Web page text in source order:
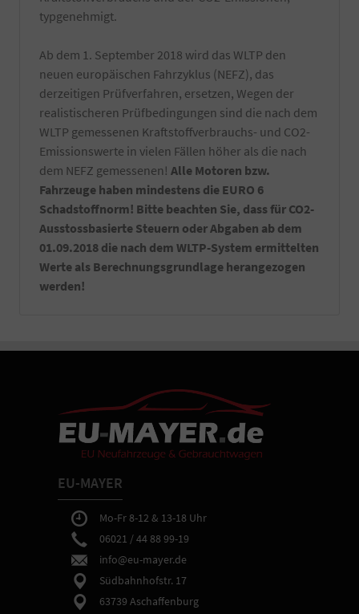
kurz
vor
Fahrzeugabholung
bzw.
Fahrzeugübergabe.
-
Notfallset
Verbandsmaterial,
Warndreieck,
Maske,
Warnweste)
Ein
Satz
erhalten
bei
Abholung
in
Aschaffenburg
sowie
Fahrzeugtechnik.
typgenehmigt.
Ab dem 1. September 2018 wird das WLTP den
neuen europäischen Fahrzyklus (NEFZ), das
derzeitigen Prüfverfahren, ersetzen, Wegen der
realistischeren Prüfbedingungen sind die nach dem
WLTP gemessenen Kraftstoffverbrauchs- und CO2-
Emissionswerte in vielen Fällen höher als die nach
dem NEFZ gemessenen! Alle Motoren bzw.
Fahrzeuge haben mindestens die EURO 6
Schadstoffnorm! Bitte beachten Sie, dass für CO2-
Ausstossbasierte Steuern oder Abgaben ab dem
01.09.2018 die nach dem WLTP-System ermittelten
Werte als Berechnungsgrundlage herangezogen
werden!
EU-MAYER
Mo-Fr 8-12 & 13-18 Uhr
06021 / 44 88 99-19
info@eu-mayer.de
Südbahnhofstr. 17
63739 Aschaffenburg